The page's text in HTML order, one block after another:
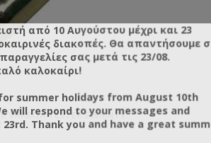
VARROA TESTER SWIENTY
από 10 Αυγούστου μέχρι και 23
διακοπές. Θα απαντήσουμε
σας μετά τις 23/08.
καλοκαίρι!
summer holidays from August 10th
will respond to your messages and
Thank you and have a great